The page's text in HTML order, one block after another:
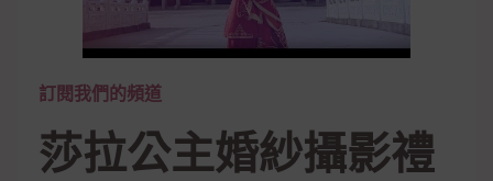
訂閱我們的頻道
莎拉公主婚紗攝影禮